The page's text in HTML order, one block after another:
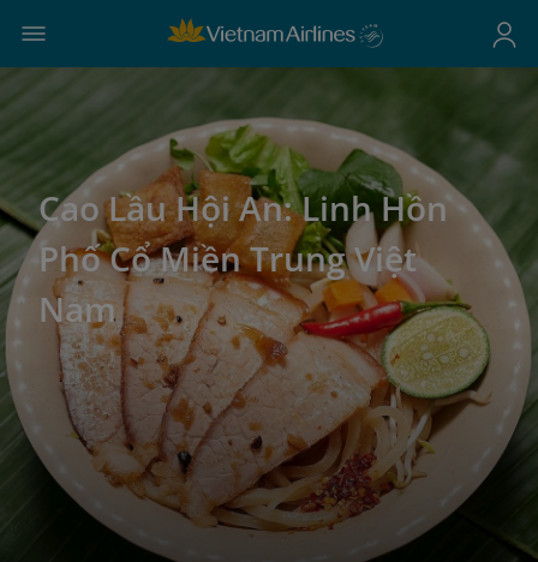
Cao Lầu Hội An: Linh Hồn
Phố Cổ Miền Trung Việt
Nam